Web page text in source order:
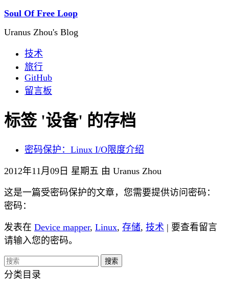
Soul Of Free Loop
Uranus Zhou's Blog
技术
旅行
GitHub
留言板
标签 '设备' 的存档
密码保护：Linux I/O限度介绍
2012年11月09日 星期五 由 Uranus Zhou
这是一篇受密码保护的文章，您需要提供访问密码：
密码：
发表在 Device mapper, Linux, 存储, 技术 | 要查看留言
请输入您的密码。
分类目录